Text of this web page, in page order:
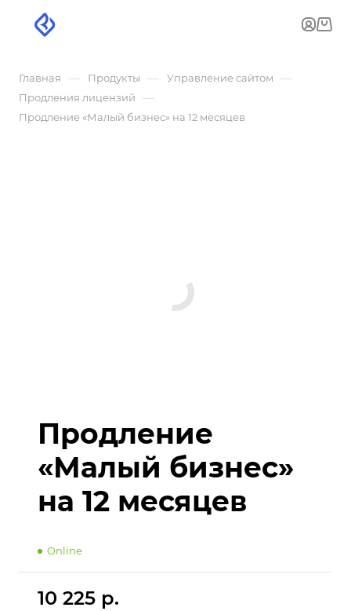
Главная — Продукты — Управление сайтом —
Продления лицензий —
Продление «Малый бизнес» на 12 месяцев
Продление
«Малый бизнес»
на 12 месяцев
Online
10 225 р.